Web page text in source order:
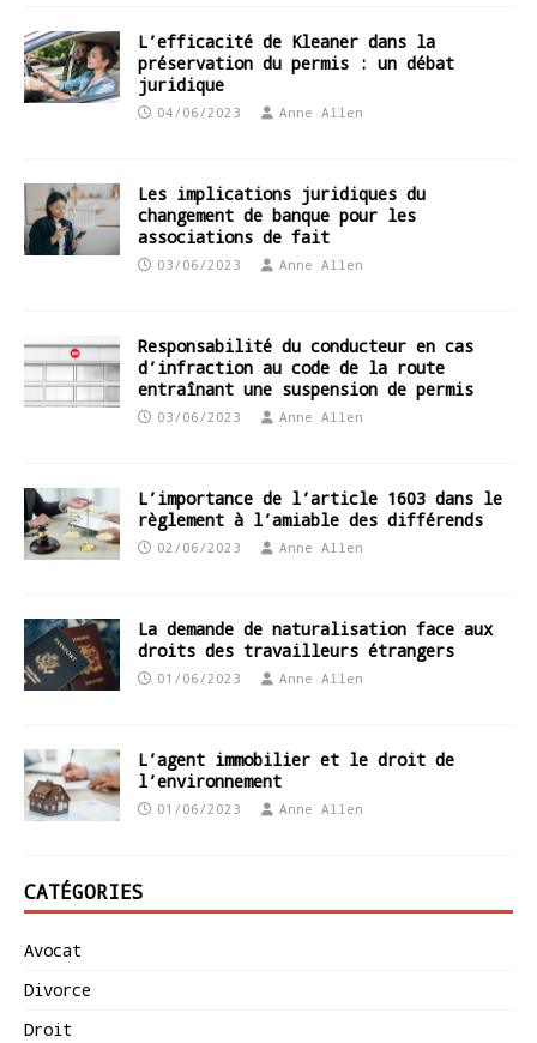
L’efficacité de Kleaner dans la
préservation du permis : un débat
juridique
04/06/2023 Anne Allen
Les implications juridiques du
changement de banque pour les
associations de fait
03/06/2023 Anne Allen
Responsabilité du conducteur en cas
d’infraction au code de la route
entraînant une suspension de permis
03/06/2023 Anne Allen
L’importance de l’article 1603 dans le
règlement à l’amiable des différends
02/06/2023 Anne Allen
La demande de naturalisation face aux
droits des travailleurs étrangers
01/06/2023 Anne Allen
L’agent immobilier et le droit de
l’environnement
01/06/2023 Anne Allen
CATÉGORIES
Avocat
Divorce
Droit